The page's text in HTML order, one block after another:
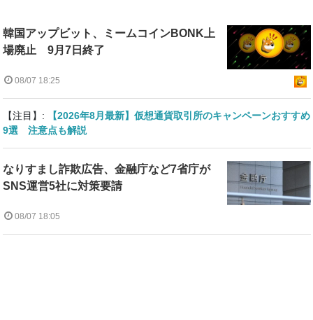
韓国アップビット、ミームコインBONK上
場廃止 9月7日終了
08/07 18:25
【注目】:
【2026年8月最新】仮想通貨取引所のキャンペーンおすすめ
9選 注意点も解説
なりすまし詐欺広告、金融庁など7省庁が
SNS運営5社に対策要請
08/07 18:05